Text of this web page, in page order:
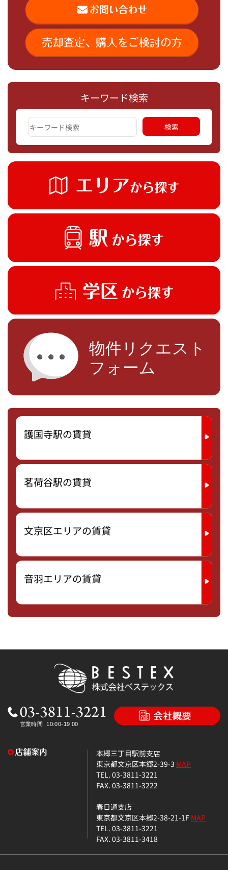
キーワード検索
護国寺駅の賃貸
茗荷谷駅の賃貸
文京区エリアの賃貸
音羽エリアの賃貸
本郷三丁目駅前支店
東京都文京区本郷2-39-3 MAP
TEL. 03-3811-3221
FAX. 03-3811-3222
春日通支店
東京都文京区本郷2-38-21-1FMAP
TEL. 03-3811-3221
FAX. 03-3811-3418